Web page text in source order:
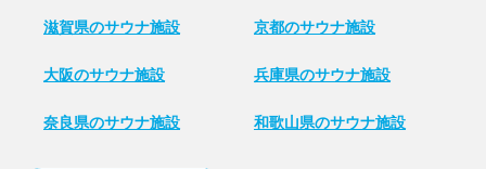
滋賀県のサウナ施設 京都のサウナ施設
大阪のサウナ施設 兵庫県のサウナ施設
奈良県のサウナ施設 和歌山県のサウナ施設